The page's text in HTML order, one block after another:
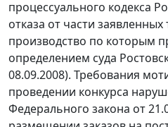
процессуального кодекса
отказа от части
производство по которым
определением суда
08.09.2008). Требования
проведении конкурса
Федерального закона от